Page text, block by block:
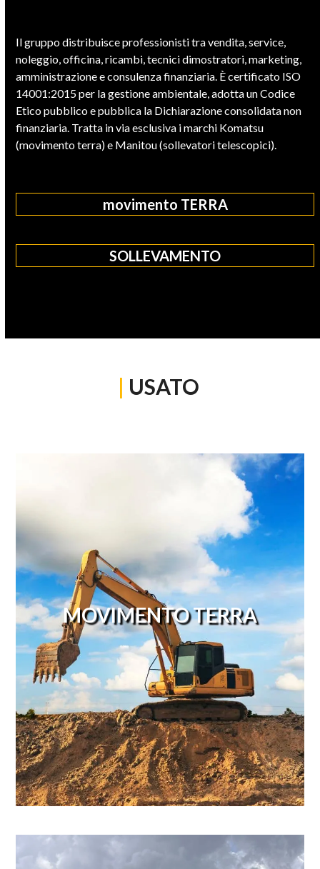
Il gruppo distribuisce professionisti tra vendita, service,
noleggio, officina, ricambi, tecnici dimostratori, marketing,
amministrazione e consulenza finanziaria. È certificato ISO
14001:2015 per la gestione ambientale, adotta un Codice
Etico pubblico e pubblica la Dichiarazione consolidata non
finanziaria. Tratta in via esclusiva i marchi Komatsu
(movimento terra) e Manitou (sollevatori telescopici).
movimento TERRA
SOLLEVAMENTO
| USATO
MOVIMENTO TERRA